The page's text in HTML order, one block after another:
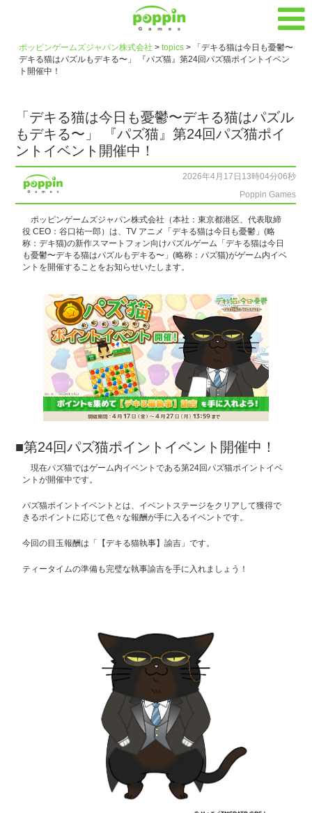
ポッピンゲームズジャパン株式会社 > topics>
「デキる猫は今日も憂鬱〜
デキる猫はパズルもデキる〜」 『パズ猫』第24回パズ猫ポイントイベン
ト開催中！
「デキる猫は今日も憂鬱〜デキる猫はパズル
もデキる〜」 『パズ猫』第24回パズ猫ポイ
ントイベント開催中！
2026年4月17日13時04分06秒
Poppin Games
ポッピンゲームズジャパン株式会社（本社：東京都港区、代表取締
役 CEO：谷口祐一郎）は、TV アニメ「デキる猫は今日も憂鬱」(略
称：デキ猫)の新作スマートフォン向けパズルゲーム「デキる猫は今日
も憂鬱〜デキる猫はパズルもデキる〜」(略称：パズ猫)がゲーム内イベ
ントを開催することをお知らせいたします。
■第24回パズ猫ポイントイベント開催中！
現在パズ猫ではゲーム内イベントである第24回パズ猫ポイントイベ
ントが開催中です。
パズ猫ポイントイベントとは、イベントステージをクリアして獲得で
きるポイントに応じて色々な報酬が手に入るイベントです。
今回の目玉報酬は「【デキる猫執事】諭吉」です。
ティータイムの準備も完璧な執事諭吉を手に入れましょう！